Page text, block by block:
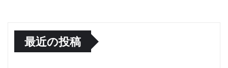
最近の投稿